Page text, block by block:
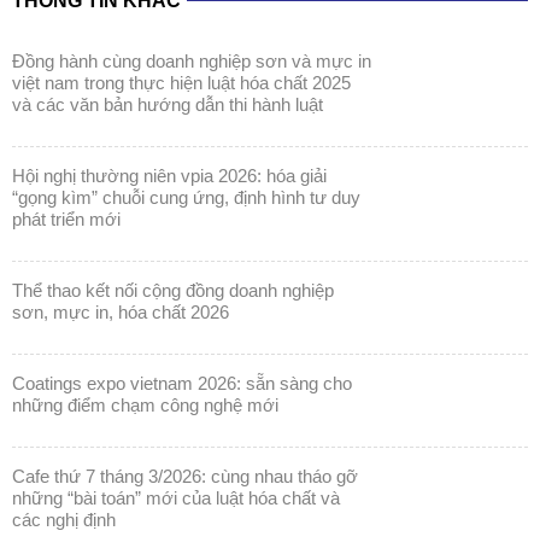
đồng hành cùng doanh nghiệp sơn và mực in
việt nam trong thực hiện luật hóa chất 2025
và các văn bản hướng dẫn thi hành luật
hội nghị thường niên vpia 2026: hóa giải
“gọng kìm” chuỗi cung ứng, định hình tư duy
phát triển mới
thể thao kết nối cộng đồng doanh nghiệp
sơn, mực in, hóa chất 2026
coatings expo vietnam 2026: sẵn sàng cho
những điểm chạm công nghệ mới
cafe thứ 7 tháng 3/2026: cùng nhau tháo gỡ
những “bài toán” mới của luật hóa chất và
các nghị định